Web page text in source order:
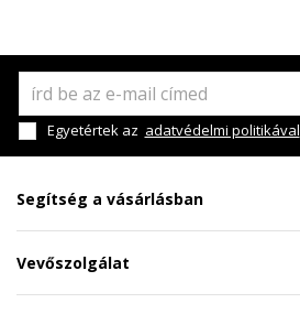
Egyetértek az adatvédelmi politikával
Segítség a vásárlásban
Vevőszolgálat